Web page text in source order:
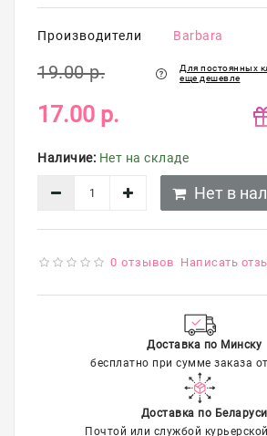
упаковка
Распродажа
Производители Barbara
19.00 р.
Для постоянных
еще дешевле
17.00 р.
Наличие: Нет на складе
Нет в
0 отзывов Написать
Доставка по Минску
бесплатно при сумме заказа
Доставка по Беларуси
Почтой или службой